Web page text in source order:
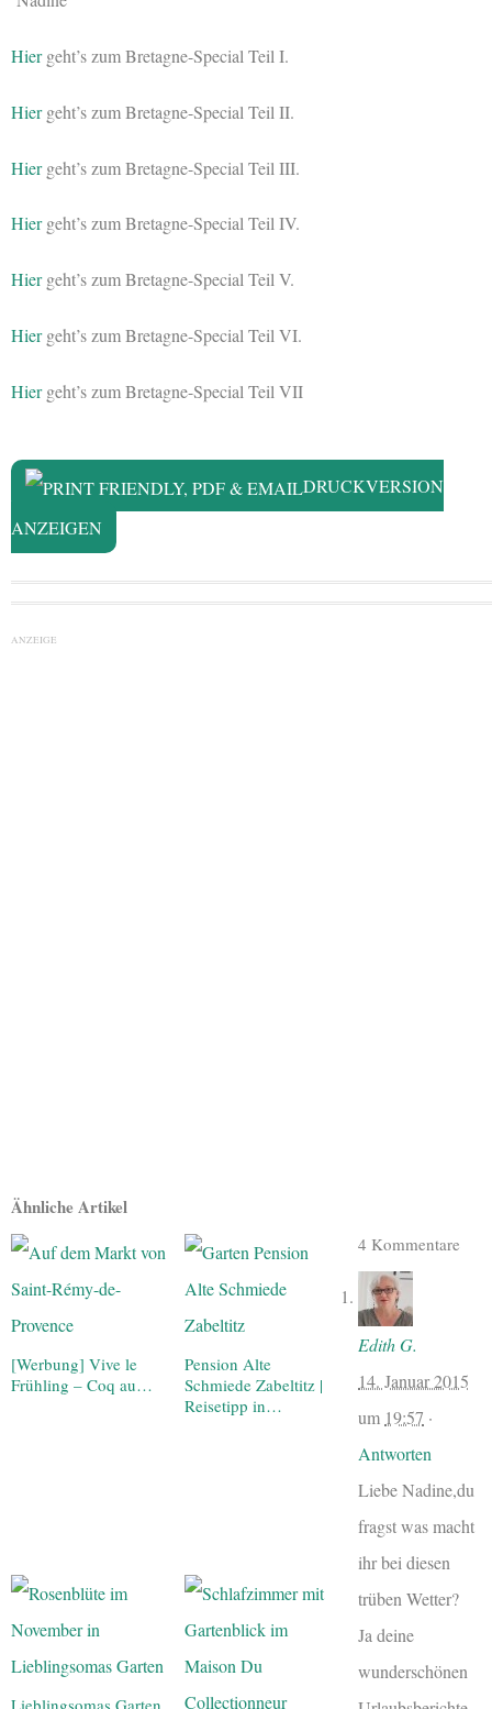
Hiergeht’s zum Bretagne-Special Teil I.
Hiergeht’s zum Bretagne-Special Teil II.
Hiergeht’s zum Bretagne-Special Teil III.
Hiergeht’s zum Bretagne-Special Teil IV.
Hiergeht’s zum Bretagne-Special Teil V.
Hiergeht’s zum Bretagne-Special Teil VI.
Hiergeht’s zum Bretagne-Special Teil VII
DRUCKVERSION
ANZEIGEN
ANZEIGE
Ähnliche Artikel
[Werbung] Vive le
Frühling – Coq au…
Pension Alte
Schmiede Zabeltitz |
Reisetipp in…
4 Kommentare
Edith G.
14. Januar 2015
um 19:57 ·
Antworten
Liebe Nadine,du
fragst was macht
ihr bei diesen
trüben Wetter?
Ja deine
wunderschönen